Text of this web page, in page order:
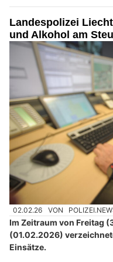
Landespolizei
und Alkohol am
02.02.26 VON
Im Zeitraum von Freitag
(01.02.2026)
Einsätze.